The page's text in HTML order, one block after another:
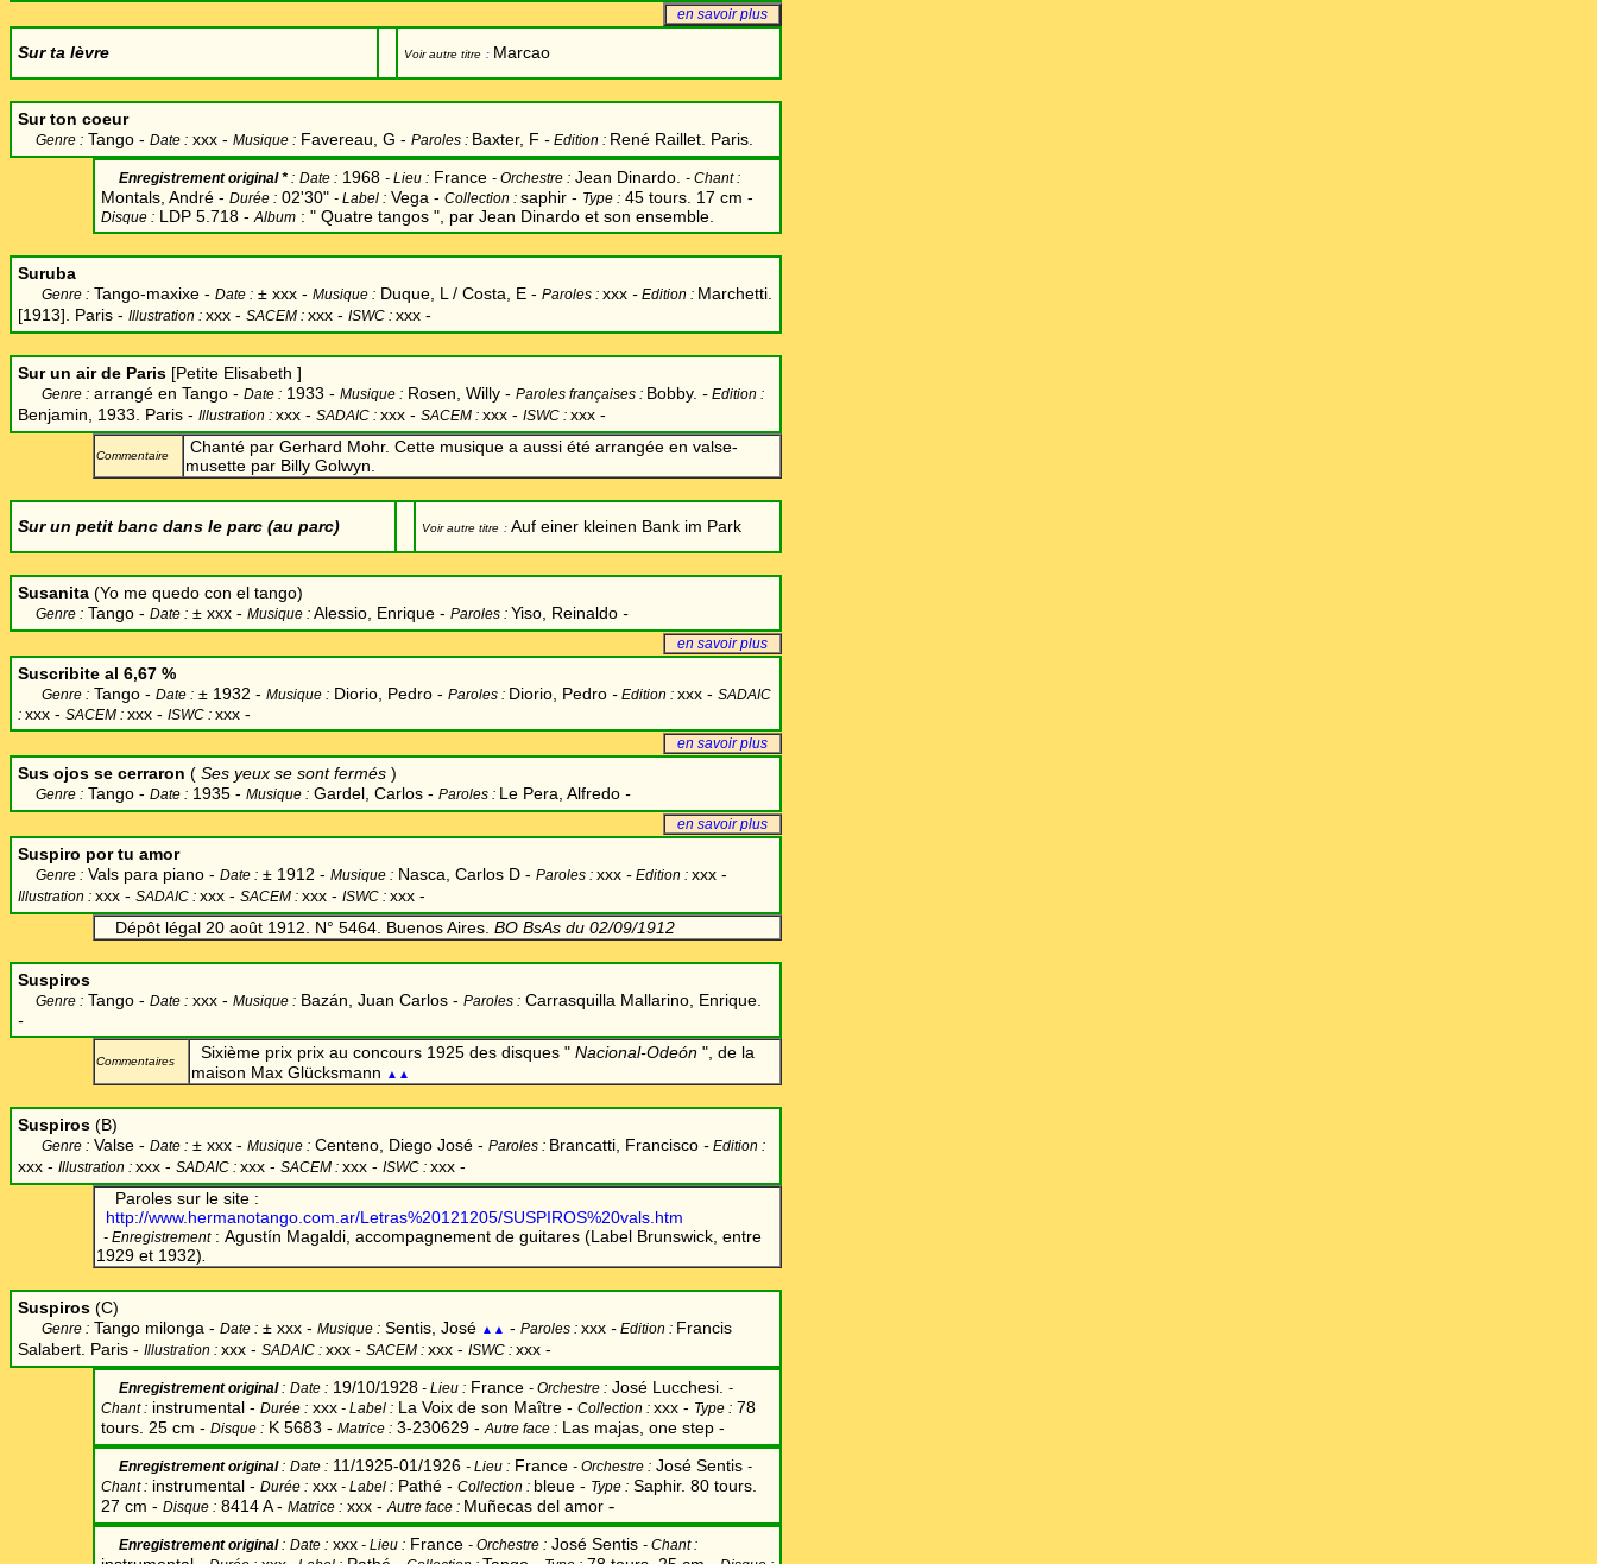
en savoir plus
Sur ta lèvre Voir autre titre : Marcao
Sur ton coeur
Genre : Tango - Date : xxx - Musique : Favereau, G - Paroles : Baxter, F - Edition : René Raillet. Paris.
Enregistrement original * : Date : 1968 - Lieu : France - Orchestre : Jean Dinardo. - Chant:
Montals, André - Durée : 02'30" - Label : Vega - Collection : saphir - Type : 45 tours. 17 cm -
Disque : LDP 5.718 - Album : " Quatre tangos ", par Jean Dinardo et son ensemble.
Suruba
Genre : Tango-maxixe - Date : ± xxx - Musique : Duque, L / Costa, E - Paroles : xxx - Edition : Marchetti.
[1913]. Paris - Illustration : xxx - SACEM : xxx - ISWC : xxx -
Sur un air de Paris [Petite Elisabeth ]
Genre : arrangé en Tango - Date : 1933 - Musique : Rosen, Willy - Paroles françaises : Bobby. - Edition :
Benjamin, 1933. Paris - Illustration : xxx - SADAIC : xxx - SACEM : xxx - ISWC : xxx -
Commentaire
Chanté par Gerhard Mohr. Cette musique a aussi été arrangée en valse-
musette par Billy Golwyn.
Sur un petit banc dans le parc (au parc) Voir autre titre : Auf einer kleinen Bank im Park
Susanita (Yo me quedo con el tango)
Genre : Tango - Date : ± xxx - Musique : Alessio, Enrique - Paroles : Yiso, Reinaldo -
en savoir plus
Suscribite al 6,67 %
Genre : Tango - Date : ± 1932 - Musique : Diorio, Pedro - Paroles : Diorio, Pedro - Edition : xxx - SADAIC
: xxx - SACEM : xxx - ISWC : xxx -
en savoir plus
Sus ojos se cerraron ( Ses yeux se sont fermés )
Genre : Tango - Date : 1935 - Musique : Gardel, Carlos - Paroles : Le Pera, Alfredo -
en savoir plus
Suspiro por tu amor
Genre : Vals para piano - Date : ± 1912 - Musique : Nasca, Carlos D - Paroles : xxx - Edition : xxx -
Illustration : xxx - SADAIC : xxx - SACEM : xxx - ISWC : xxx -
Dépôt légal 20 août 1912. N° 5464. Buenos Aires. BO BsAs du 02/09/1912
Suspiros
Genre : Tango - Date : xxx - Musique : Bazán, Juan Carlos - Paroles : Carrasquilla Mallarino, Enrique.
-
Commentaires Sixième prix prix au concours 1925 des disques " Nacional-Odeón ", de la
maison Max Glücksmann
▲▲
Suspiros (B)
Genre : Valse - Date : ± xxx - Musique : Centeno, Diego José - Paroles : Brancatti, Francisco - Edition :
xxx - Illustration : xxx - SADAIC : xxx - SACEM : xxx - ISWC : xxx -
Paroles sur le site :
http://www.hermanotango.com.ar/Letras%20121205/SUSPIROS%20vals.htm
- Enregistrement: Agustín Magaldi, accompagnement de guitares (Label Brunswick, entre
1929 et 1932)
Suspiros (C)
Genre : Tango milonga - Date : ± xxx - Musique : Sentis, José ▲▲ - Paroles : xxx - Edition : Francis
Salabert. Paris - Illustration : xxx - SADAIC : xxx - SACEM : xxx - ISWC : xxx -
Enregistrement original: Date : 19/10/1928 - Lieu : France - Orchestre : José Lucchesi. -
Chant: instrumental - Durée : xxx - Label : La Voix de son Maître - Collection : xxx - Type : 78
tours. 25 cm - Disque : K 5683 - Matrice : 3-230629 - Autre face : Las majas, one step -
Enregistrement original: Date : 11/1925-01/1926 - Lieu : France - Orchestre : José Sentis -
Chant: instrumental - Durée : xxx - Label : Pathé - Collection : bleue - Type : Saphir. 80 tours.
27 cm - Disque : 8414 A - Matrice : xxx - Autre face : Muñecas del amor -
Enregistrement original: Date : xxx - Lieu : France - Orchestre : José Sentis - Chant: